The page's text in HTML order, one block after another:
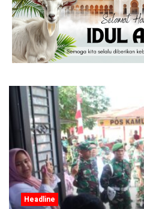
Headline